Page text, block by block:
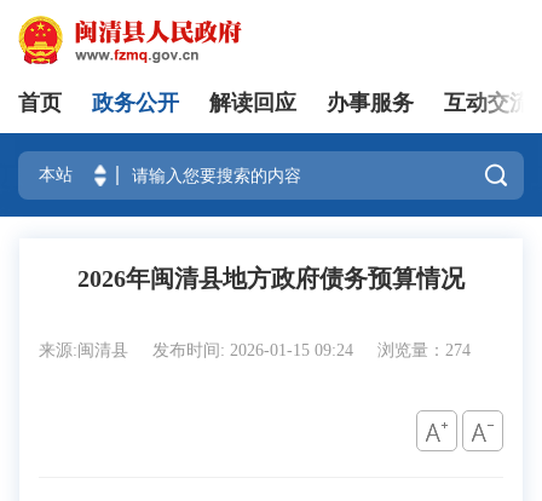
登录
首页 政务公开 解读回应 办事服务 互动交流

2026年闽清县地方政府债务预算情况
来源:闽清县 发布时间: 2026-01-15 09:24 浏览量：274